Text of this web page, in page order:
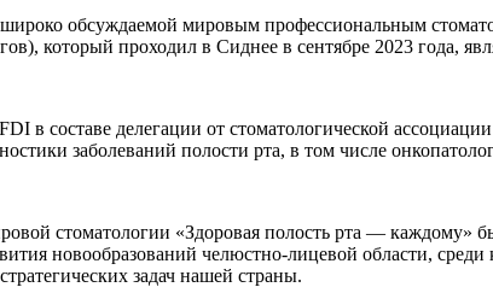
обсуждаемой мировым профессиональным
который проходил в Сиднее в сентябре 2023 года,
в составе делегации от стоматологической
заболеваний полости рта, в том числе
стоматологии «Здоровая полость рта — каждому»
новообразований челюстно-лицевой области,
задач нашей страны.